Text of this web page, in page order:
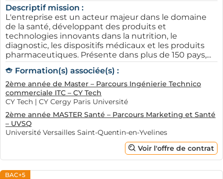
Descriptif mission :
L'entreprise est un acteur majeur dans le domaine
de la santé, développant des produits et
technologies innovants dans la nutrition, le
diagnostic, les dispositifs médicaux et les produits
pharmaceutiques. Présente dans plus de 150 pays,...
Formation(s) associée(s) :
2ème année de Master – Parcours Ingénierie Technico
commerciale ITC – CY Tech
CY Tech | CY Cergy Paris Université
2ème année MASTER Santé – Parcours Marketing et Santé
– UVSQ
Université Versailles Saint-Quentin-en-Yvelines
Voir l'offre de contrat
BAC+5